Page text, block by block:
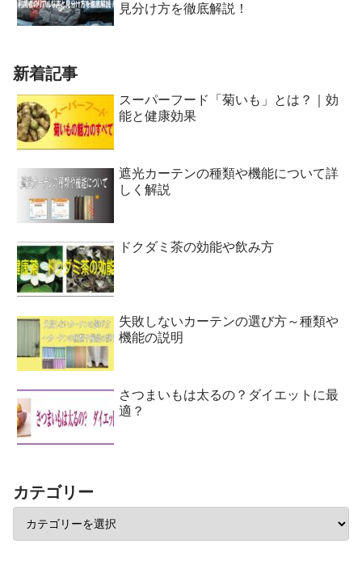
見分け方を徹底解説！
新着記事
スーパーフード「菊いも」とは？｜効
能と健康効果
遮光カーテンの種類や機能について詳
しく解説
ドクダミ茶の効能や飲み方
失敗しないカーテンの選び方～種類や
機能の説明
さつまいもは太るの？ダイエットに最
適？
カテゴリー